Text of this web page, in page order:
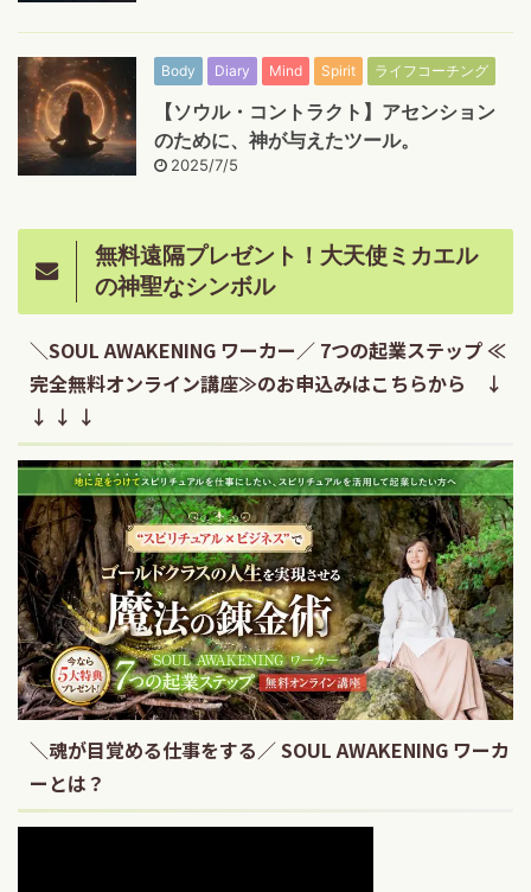
Body Diary Mind Spirit ライフコーチング
【ソウル・コントラクト】アセンション
のために、神が与えたツール。
2025/7/5
無料遠隔プレゼント！大天使ミカエル
の神聖なシンボル
＼SOUL AWAKENING ワーカー／ 7つの起業ステップ ≪
完全無料オンライン講座≫のお申込みはこちらから ↓
↓ ↓ ↓
＼魂が目覚める仕事をする／ SOUL AWAKENING ワーカ
ーとは？